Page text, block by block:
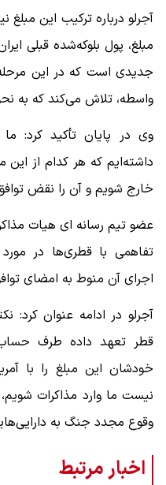
جدیدی است که در این مرحله
واسطه، تلاش می‌کند که به
داشته‌ایم که هر کدام از این
خارج شویم و آن را نقض
عضو تیم رسانه ای هیات
تفاهمی با قطری‌ها در
اجرای آن منوط به امضای
آجرلو در ادامه عنوان کرد:
قطر تعهد داده طرف
خودشان این مبلغ را با
نیست ما وارد مذاکرات
وقوع مجدد جنگ به
اخبار مرتبط